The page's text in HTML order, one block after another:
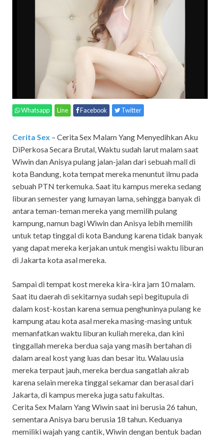
Whatsapp Line Facebook Twitter
Cerita Sex – Cerita Sex Malam Yang Menyedihkan Aku
DiPerkosa Secara Brutal, Waktu sudah larut malam saat
Wiwin dan Anisya pulang jalan-jalan dari sebuah mall di
kota Bandung, kota tempat mereka menuntut ilmu pada
sebuah PTN terkemuka. Saat itu kampus mereka sedang
liburan semester yang lumayan lama, sehingga banyak di
antara teman-teman mereka yang memilih pulang
kampung, namun bagi Wiwin dan Anisya lebih memilih
untuk tetap tinggal di kota Bandung karena tidak banyak
yang dapat mereka kerjakan untuk mengisi waktu liburan
di Jakarta kota asal mereka.
Sampai di tempat kost mereka kira-kira jam 10 malam.
Saat itu daerah di sekitarnya sudah sepi begitupula di
dalam kost-kostan karena semua penghuninya pulang ke
kampung atau kota asal mereka masing-masing untuk
memanfatkan waktu liburan kuliah mereka, dan kini
tinggallah mereka berdua saja yang masih bertahan di
dalam areal kost yang luas dan besar itu. Walau usia
mereka terpaut jauh, mereka berdua sangatlah akrab
karena selain mereka tinggal sekamar dan berasal dari
Jakarta, di kampus mereka juga satu fakultas.
Cerita Sex Malam Yang Wiwin saat ini berusia 26 tahun,
sementara Anisya baru berusia 18 tahun. Keduanya
memiliki wajah yang cantik, Wiwin dengan bentuk badan